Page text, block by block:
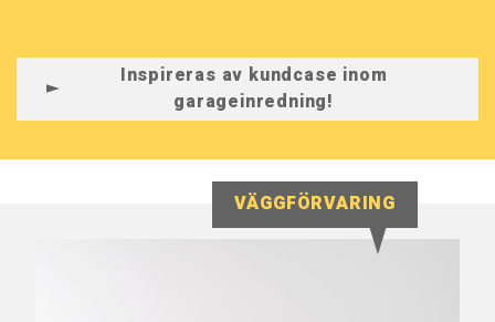
Inspireras av kundcase inom
garageinredning!
VÄGGFÖRVARING